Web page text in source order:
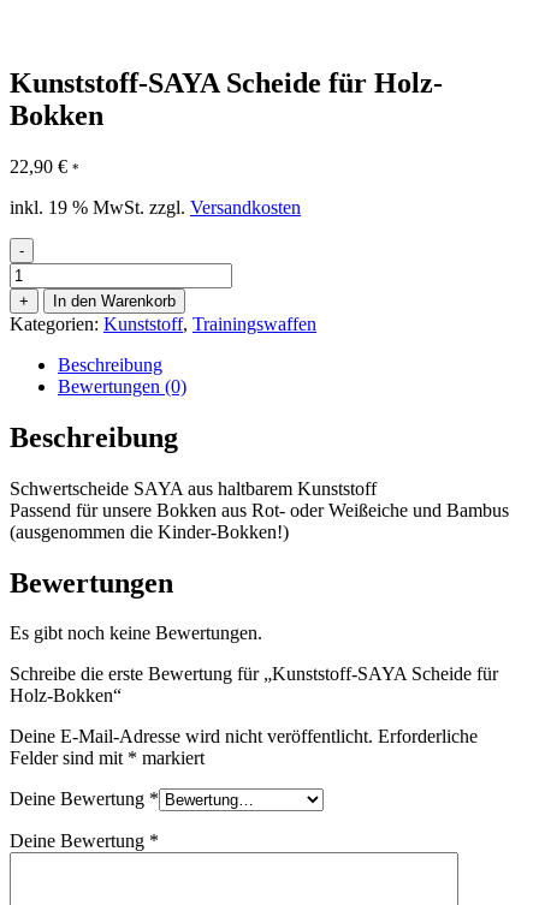
Kunststoff-SAYA Scheide für Holz-
Bokken
22,90 € *
inkl. 19 % MwSt. zzgl. Versandkosten
-
Kunststoff-
SAYA
Scheide
für
Holz-
Bokken
Menge
+ In den Warenkorb
Kategorien: Kunststoff, Trainingswaffen
Beschreibung
Bewertungen (0)
Beschreibung
Schwertscheide SAYA aus haltbarem Kunststoff
Passend für unsere Bokken aus Rot- oder Weißeiche und Bambus
(ausgenommen die Kinder-Bokken!)
Bewertungen
Es gibt noch keine Bewertungen.
Schreibe die erste Bewertung für „Kunststoff-SAYA Scheide für
Holz-Bokken“
Deine E-Mail-Adresse wird nicht veröffentlicht. Erforderliche
Felder sind mit * markiert
Deine Bewertung *
Deine Bewertung *